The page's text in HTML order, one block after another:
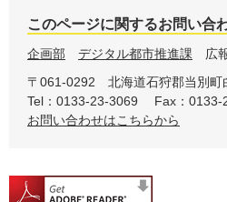
このページに関するお問い合
企画部 デジタル都市推進課
広
〒061-0292
北海道石狩郡当別町
Tel：0133-23-3069
Fax：0133-
お問い合わせはこちらから